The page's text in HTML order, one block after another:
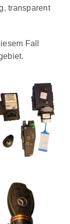
transparent
Fall